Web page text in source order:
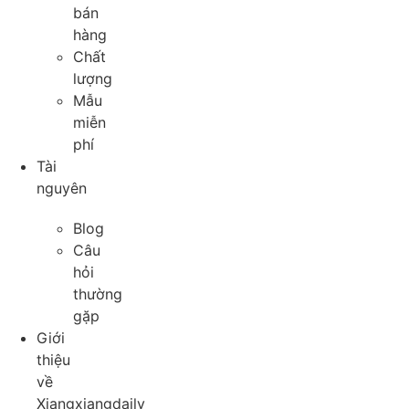
bán
hàng
Chất
lượng
Mẫu
miễn
phí
Tài
nguyên
Blog
Câu
hỏi
thường
gặp
Giới
thiệu
về
Xiangxiangdaily